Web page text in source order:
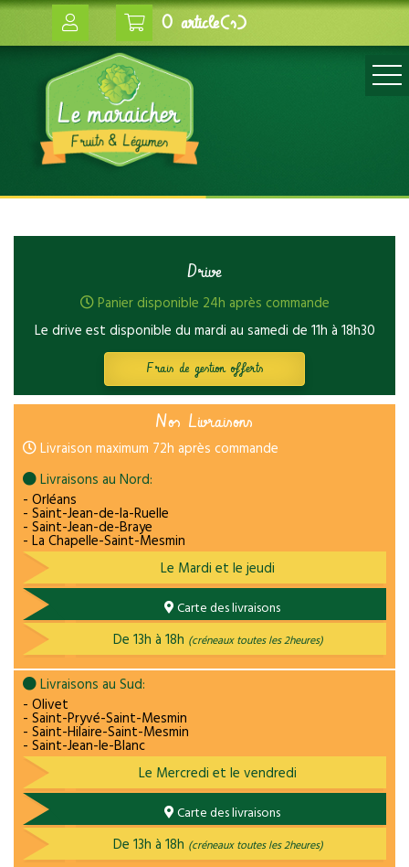
0 article(s)
Drive
Panier disponible 24h après commande
Le drive est disponible du mardi au samedi de 11h à 18h30
Frais de gestion offerts
Nos Livraisons
Livraison maximum 72h après commande
Livraisons au Nord:
- Orléans
- Saint-Jean-de-la-Ruelle
- Saint-Jean-de-Braye
- La Chapelle-Saint-Mesmin
Le Mardi et le jeudi
Carte des livraisons
De 13h à 18h (créneaux toutes les 2heures)
Livraisons au Sud:
- Olivet
- Saint-Pryvé-Saint-Mesmin
- Saint-Hilaire-Saint-Mesmin
- Saint-Jean-le-Blanc
Le Mercredi et le vendredi
Carte des livraisons
De 13h à 18h (créneaux toutes les 2heures)